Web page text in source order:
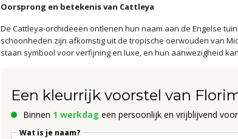
Oorsprong en betekenis van Cattleya
De Cattleya-orchideeën ontlenen hun naam aan de Engelse
schoonheden zijn afkomstig uit de tropische oerwouden van
staan symbool voor verfijning en luxe, en hun aanwezigheid
Een kleurrijk voorstel van
Binnen 1 werkdag een persoonlijk en vrijblijvend
Wat is je naam?